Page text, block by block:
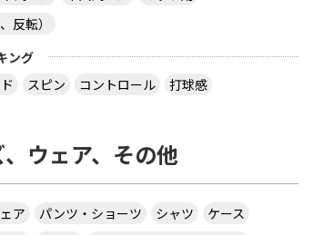
反転）
ング
スピン コントロール 打球感
ウェア、その他
ア パンツ・ショーツ シャツ
ケース